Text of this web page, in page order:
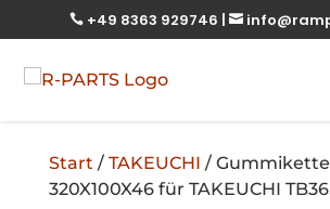
 +49 8363 929746 | 
Start / TAKEUCHI / Gummikette
320X100X46 für TAKEUCHI